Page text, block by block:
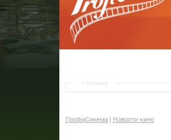
Реклама
ПрофиСинема Новости кино